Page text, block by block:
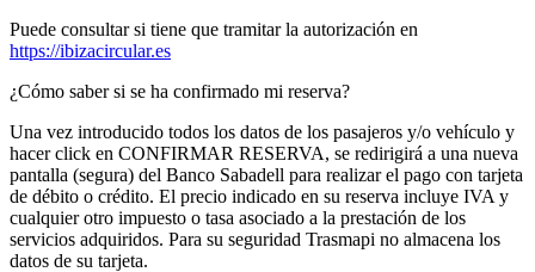
Puede consultar si tiene que tramitar la autorización en
https://ibizacircular.es
¿Cómo saber si se ha confirmado mi reserva?
Una vez introducido todos los datos de los pasajeros y/o vehículo y
hacer click en CONFIRMAR RESERVA, se redirigirá a una nueva
pantalla (segura) del Banco Sabadell para realizar el pago con tarjeta
de débito o crédito. El precio indicado en su reserva incluye IVA y
cualquier otro impuesto o tasa asociado a la prestación de los
servicios adquiridos. Para su seguridad Trasmapi no almacena los
datos de su tarjeta.